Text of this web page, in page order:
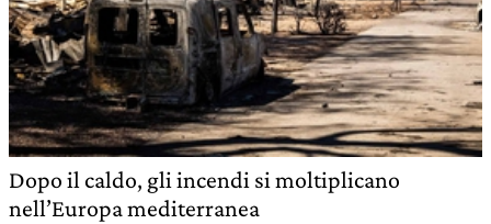
Dopo il caldo, gli incendi si moltiplicano
nell’Europa mediterranea